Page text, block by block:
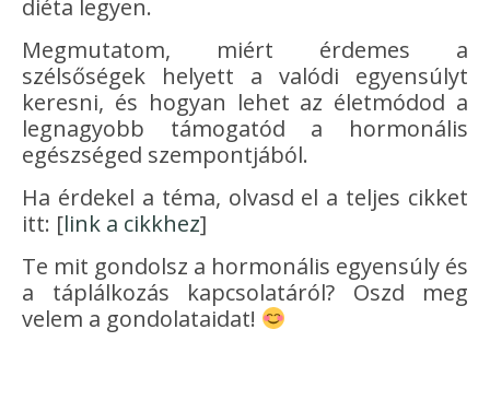
diéta legyen.
Megmutatom, miért érdemes a
szélsőségek helyett a valódi egyensúlyt
keresni, és hogyan lehet az életmódod a
legnagyobb támogatód a hormonális
egészséged szempontjából.
Ha érdekel a téma, olvasd el a teljes cikket
itt: [link a cikkhez]
Te mit gondolsz a hormonális egyensúly és
a táplálkozás kapcsolatáról? Oszd meg
velem a gondolataidat!